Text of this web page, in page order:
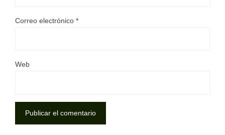
Correo electrónico *
Web